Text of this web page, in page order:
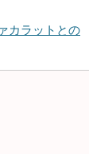
カラットとの